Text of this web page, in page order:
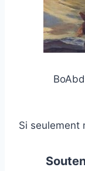
Si seulement